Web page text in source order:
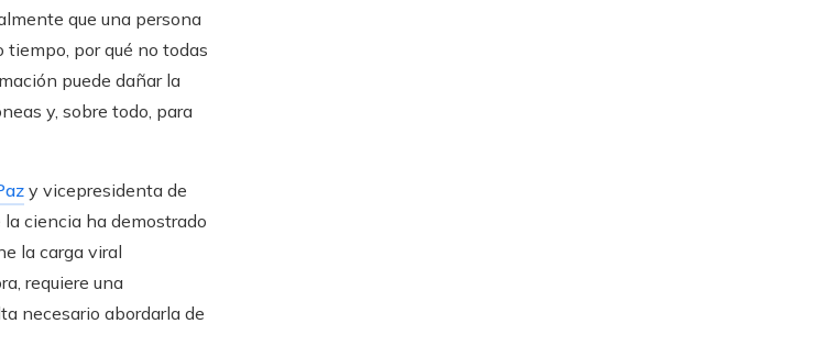
que una persona
por qué no todas
puede dañar la
y, sobre todo, para
y vicepresidenta de
ciencia ha demostrado
la carga viral
requiere una
necesario abordarla de